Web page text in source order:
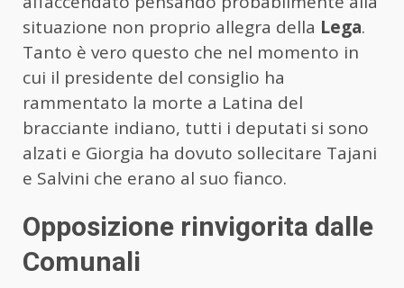
situazione non proprio allegra della Lega.
Tanto è vero questo che nel momento in
cui il presidente del consiglio ha
rammentato la morte a Latina del
bracciante indiano, tutti i deputati si sono
alzati e Giorgia ha dovuto sollecitare Tajani
e Salvini che erano al suo fianco.
Opposizione rinvigorita dalle
Comunali